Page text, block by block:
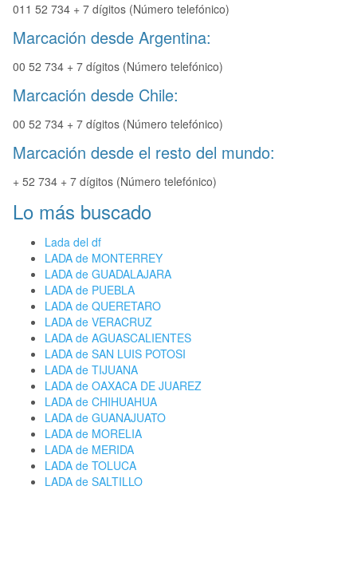
011 52 734 + 7 dígitos (Número telefónico)
Marcación desde Argentina:
00 52 734 + 7 dígitos (Número telefónico)
Marcación desde Chile:
00 52 734 + 7 dígitos (Número telefónico)
Marcación desde el resto del mundo:
+ 52 734 + 7 dígitos (Número telefónico)
Lo más buscado
Lada del df
LADA de MONTERREY
LADA de GUADALAJARA
LADA de PUEBLA
LADA de QUERETARO
LADA de VERACRUZ
LADA de AGUASCALIENTES
LADA de SAN LUIS POTOSI
LADA de TIJUANA
LADA de OAXACA DE JUAREZ
LADA de CHIHUAHUA
LADA de GUANAJUATO
LADA de MORELIA
LADA de MERIDA
LADA de TOLUCA
LADA de SALTILLO